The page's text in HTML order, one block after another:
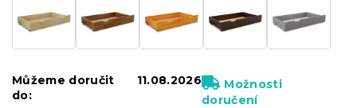
Můžeme doručit
do:
11.08.2026
Možnosti
doručení